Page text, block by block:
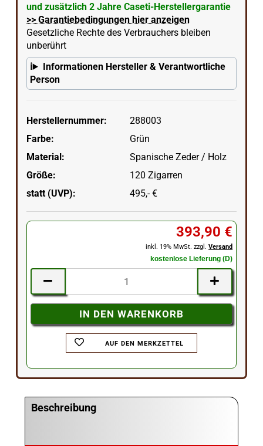
und zusätzlich 2 Jahre Caseti-Herstellergarantie
>> Garantiebedingungen hier anzeigen
Gesetzliche Rechte des Verbrauchers bleiben
unberührt
Informationen Hersteller & Verantwortliche
Person
Herstellernummer:
288003
Farbe:
Grün
Material:
Spanische Zeder / Holz
Größe:
120 Zigarren
statt (UVP):
495,- €
393,90 €
inkl. 19% MwSt. zzgl.Versand
kostenlose Lieferung (D)
AUF DEN MERKZETTEL
Beschreibung